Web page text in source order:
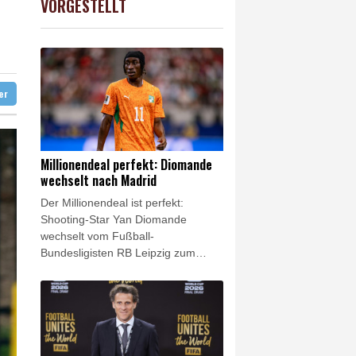
für Lkw
-0.08%
VORGESTELLT
Millionendeal perfekt: Diomande
wechselt nach Madrid
Der Millionendeal ist perfekt:
Shooting-Star Yan Diomande
wechselt vom Fußball-
Bundesligisten RB Leipzig zum
Madrid. Den Transfer bestätigten
beide Vereine am Donnerstag, das
19 Jahre alte Offensivjuwel
unterschrieb bei den Königlichen
einen Vertrag bis 2033. Laut